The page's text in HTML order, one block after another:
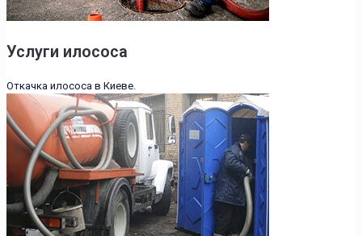
Услуги илососа
Откачка илососа в Киеве.